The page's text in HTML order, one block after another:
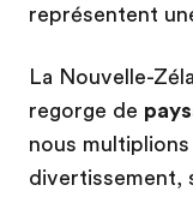
représentent
La Nouvelle-
regorge de
nous
divertissement,